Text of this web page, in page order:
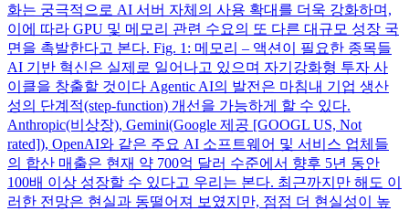
화는 궁극적으로 AI 서버 자체의 사용 확대를 더욱 강화하며,
이에 따라 GPU 및 메모리 관련 수요의 또 다른 대규모 성장 국
면을 촉발한다고 본다. Fig. 1: 메모리 – 액션이 필요한 종목들
AI 기반 혁신은 실제로 일어나고 있으며 자기강화형 투자 사
이클을 창출할 것이다 Agentic AI의 발전은 마침내 기업 생산
성의 단계적(step-function) 개선을 가능하게 할 수 있다.
Anthropic(비상장), Gemini(Google 제공 [GOOGL US, Not
rated]), OpenAI와 같은 주요 AI 소프트웨어 및 서비스 업체들
의 합산 매출은 현재 약 700억 달러 수준에서 향후 5년 동안
100배 이상 성장할 수 있다고 우리는 본다. 최근까지만 해도 이
러한 전망은 현실과 동떨어져 보였지만, 점점 더 현실성이 높